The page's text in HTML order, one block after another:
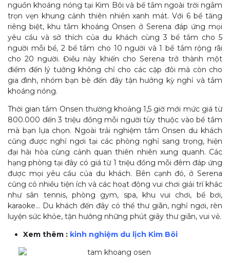
nguồn khoáng nóng tại Kim Bôi và bể tắm ngoài trời ngắm
trọn vẹn khung cảnh thiên nhiên xanh mát. Với 6 bể tăng
riêng biệt, khu tắm khoáng Onsen ở Serena đáp ứng mọi
yêu cầu và sở thích của du khách cùng 3 bể tắm cho 5
người mỗi bể, 2 bể tắm cho 10 người và 1 bể tắm rộng rãi
cho 20 người. Điều này khiến cho Serena trở thành một
điểm đến lý tưởng không chỉ cho các cặp đôi mà còn cho
gia đình, nhóm bạn bè đến đây tận hưởng kỳ nghỉ và tắm
khoáng nóng.
Thời gian tắm Onsen thường khoảng 1,5 giờ mới mức giá từ
800.000 đến 3 triệu đồng mỗi người tùy thuộc vào bể tắm
mà bạn lựa chọn. Ngoài trải nghiệm tắm Onsen du khách
cũng được nghỉ ngơi tại các phòng nghỉ sang trọng, hiện
đại hài hòa cùng cảnh quan thiên nhiên xung quanh. Các
hạng phòng tại đây có giá từ 1 triệu đồng mỗi đêm đáp ứng
được mọi yêu cầu của du khách. Bên cạnh đó, ở Serena
cũng có nhiều tiện ích và các hoạt động vui chơi giải trí khác
như sân tennis, phòng gym, spa, khu vui chơi, bể bơi,
karaoke… Du khách đến đây có thể thư giãn, nghỉ ngơi, rèn
luyện sức khỏe, tận hưởng những phút giây thư giãn, vui vẻ.
Xem thêm : kinh nghiệm du lịch Kim Bôi